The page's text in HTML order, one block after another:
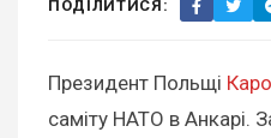
ПОДІЛИТИСЯ:
Президент Польщі
саміту НАТО в Анкарі.